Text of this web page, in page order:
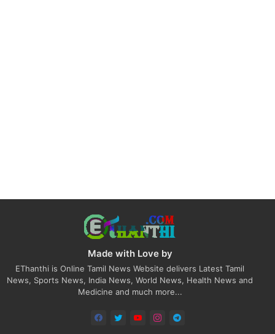
Made with Love by
EThanthi is Online Tamil News Website delivers Latest Tamil
News, Sports News, India News, World News, Health News and
Medicine and much more...